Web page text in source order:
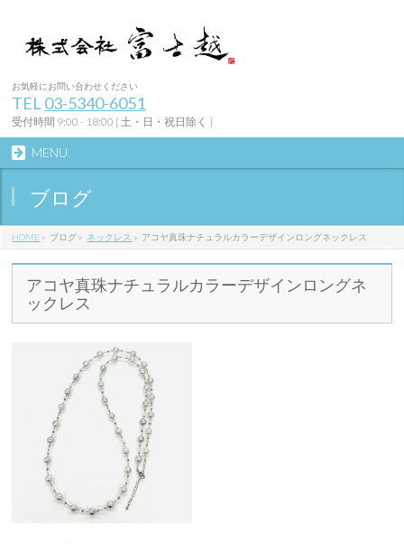
お気軽にお問い合わせください
TEL 03-5340-6051
受付時間 9:00 - 18:00 [ 土・日・祝日除く ]
MENU
ブログ
HOME » ブログ » ネックレス » アコヤ真珠ナチュラルカラーデザインロングネックレス
アコヤ真珠ナチュラルカラーデザインロングネ
ックレス